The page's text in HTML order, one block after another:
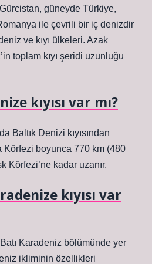
güneyde Türkiye,
ile çevrili bir iç denizdir
ve kıyı ülkeleri. Azak
toplam kıyı şeridi uzunluğu
kıyısı var mı?
Baltık Denizi kıyısından
Körfezi boyunca 770 km (480
Körfezi’ne kadar uzanır.
kıyısı var
Karadeniz bölümünde yer
ikliminin özellikleri